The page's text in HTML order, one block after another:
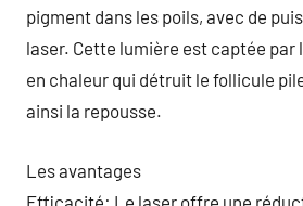
pigment dans les poils, avec de
laser. Cette lumière est captée par
en chaleur qui détruit le follicule
ainsi la repousse.
Les avantages
Efficacité: Le laser offre une